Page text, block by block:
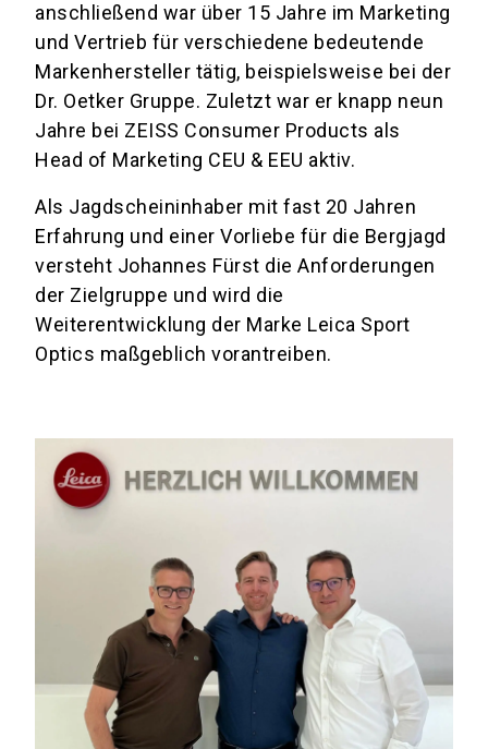
anschließend war über 15 Jahre im Marketing
und Vertrieb für verschiedene bedeutende
Markenhersteller tätig, beispielsweise bei der
Dr. Oetker Gruppe. Zuletzt war er knapp neun
Jahre bei ZEISS Consumer Products als
Head of Marketing CEU & EEU aktiv.
Als Jagdscheininhaber mit fast 20 Jahren
Erfahrung und einer Vorliebe für die Bergjagd
versteht Johannes Fürst die Anforderungen
der Zielgruppe und wird die
Weiterentwicklung der Marke Leica Sport
Optics maßgeblich vorantreiben.